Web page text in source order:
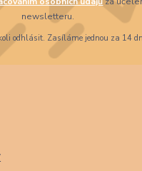
newsletteru.
odhlásit. Zasíláme jednou za 14